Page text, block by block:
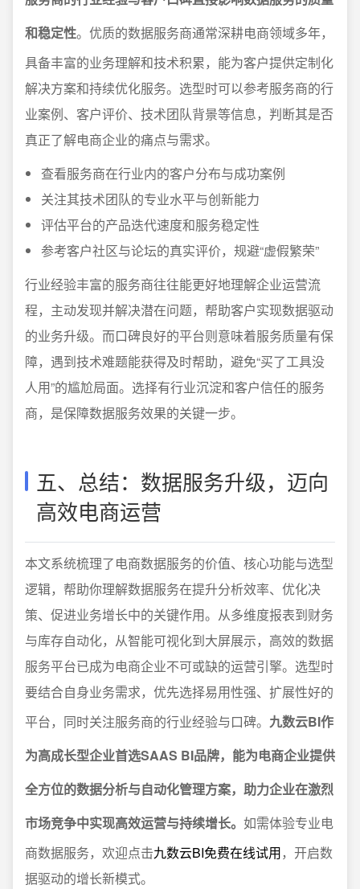
和稳定性。优质的数据服务商通常深耕电商领域多年，
具备丰富的业务理解和技术积累，能为客户提供定制化
解决方案和持续优化服务。选型时可以参考服务商的行
业案例、客户评价、技术团队背景等信息，判断其是否
真正了解电商企业的痛点与需求。
查看服务商在行业内的客户分布与成功案例
关注其技术团队的专业水平与创新能力
评估平台的产品迭代速度和服务稳定性
参考客户社区与论坛的真实评价，规避“虚假繁荣”
行业经验丰富的服务商往往能更好地理解企业运营流
程，主动发现并解决潜在问题，帮助客户实现数据驱动
的业务升级。而口碑良好的平台则意味着服务质量有保
障，遇到技术难题能获得及时帮助，避免“买了工具没
人用”的尴尬局面。选择有行业沉淀和客户信任的服务
商，是保障数据服务效果的关键一步。
五、总结：数据服务升级，迈向
高效电商运营
本文系统梳理了电商数据服务的价值、核心功能与选型
逻辑，帮助你理解数据服务在提升分析效率、优化决
策、促进业务增长中的关键作用。从多维度报表到财务
与库存自动化，从智能可视化到大屏展示，高效的数据
服务平台已成为电商企业不可或缺的运营引擎。选型时
要结合自身业务需求，优先选择易用性强、扩展性好的
平台，同时关注服务商的行业经验与口碑。 九数云BI作
为高成长型企业首选SAAS BI品牌，能为电商企业提供
全方位的数据分析与自动化管理方案，助力企业在激烈
市场竞争中实现高效运营与持续增长。 如需体验专业电
商数据服务，欢迎点击九数云BI免费在线试用，开启数
据驱动的增长新模式。